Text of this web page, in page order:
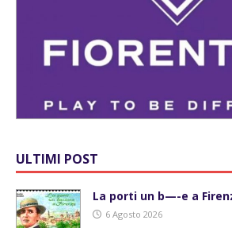
ULTIMI POST
La porti un b—-e a
6 Agosto 2026